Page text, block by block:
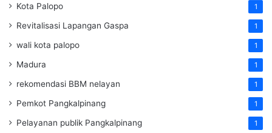
Kota Palopo 1
Revitalisasi Lapangan Gaspa 1
wali kota palopo 1
Madura 1
rekomendasi BBM nelayan 1
Pemkot Pangkalpinang 1
Pelayanan publik Pangkalpinang 1